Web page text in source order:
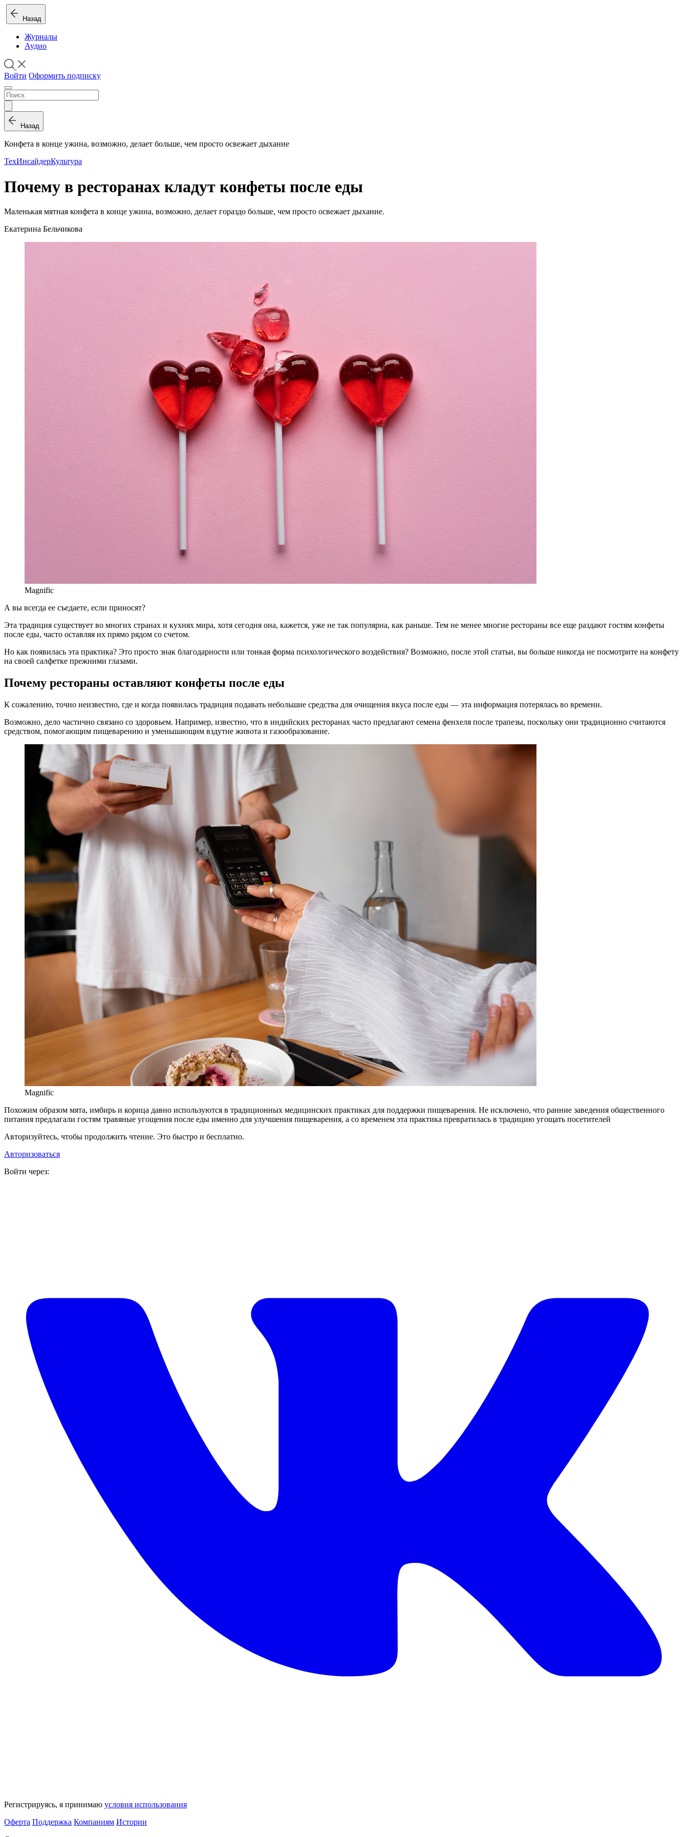
Назад
Журналы
Аудио
Войти Оформить подписку
Назад
Конфета в конце ужина, возможно, делает больше, чем просто освежает дыхание
ТехИнсайдерКультура
Почему в ресторанах кладут конфеты после еды
Маленькая мятная конфета в конце ужина, возможно, делает гораздо больше, чем просто освежает дыхание.
Екатерина Бельчикова
Magnific
А вы всегда ее съедаете, если приносят?
Эта традиция существует во многих странах и кухнях мира, хотя сегодня она, кажется, уже не так популярна, как раньше. Тем не менее многие рестораны все еще раздают гостям конфеты
после еды, часто оставляя их прямо рядом со счетом.
Но как появилась эта практика? Это просто знак благодарности или тонкая форма психологического воздействия? Возможно, после этой статьи, вы больше никогда не посмотрите на конфету
на своей салфетке прежними глазами.
Почему рестораны оставляют конфеты после еды
К сожалению, точно неизвестно, где и когда появилась традиция подавать небольшие средства для очищения вкуса после еды — эта информация потерялась во времени.
Возможно, дело частично связано со здоровьем. Например, известно, что в индийских ресторанах часто предлагают семена фенхеля после трапезы, поскольку они традиционно считаются
средством, помогающим пищеварению и уменьшающим вздутие живота и газообразование.
Magnific
Похожим образом мята, имбирь и корица давно используются в традиционных медицинских практиках для поддержки пищеварения. Не исключено, что ранние заведения общественного
питания предлагали гостям травяные угощения после еды именно для улучшения пищеварения, а со временем эта практика превратилась в традицию угощать посетителей
Авторизуйтесь, чтобы продолжить чтение. Это быстро и бесплатно.
Авторизоваться
Войти через:
Регистрируясь, я принимаю условия использования
Оферта Поддержка Компаниям Истории